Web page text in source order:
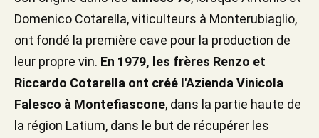
Domenico Cotarella, viticulteurs à Monterubiaglio,
ont fondé la première cave pour la production de
leur propre vin. En 1979, les frères Renzo et
Riccardo Cotarella ont créé l'Azienda Vinicola
Falesco à Montefiascone, dans la partie haute de
la région Latium, dans le but de récupérer les